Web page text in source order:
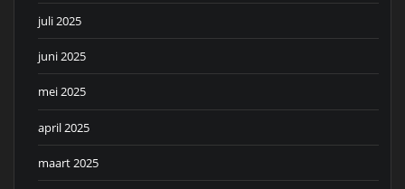
juli 2025
juni 2025
mei 2025
april 2025
maart 2025